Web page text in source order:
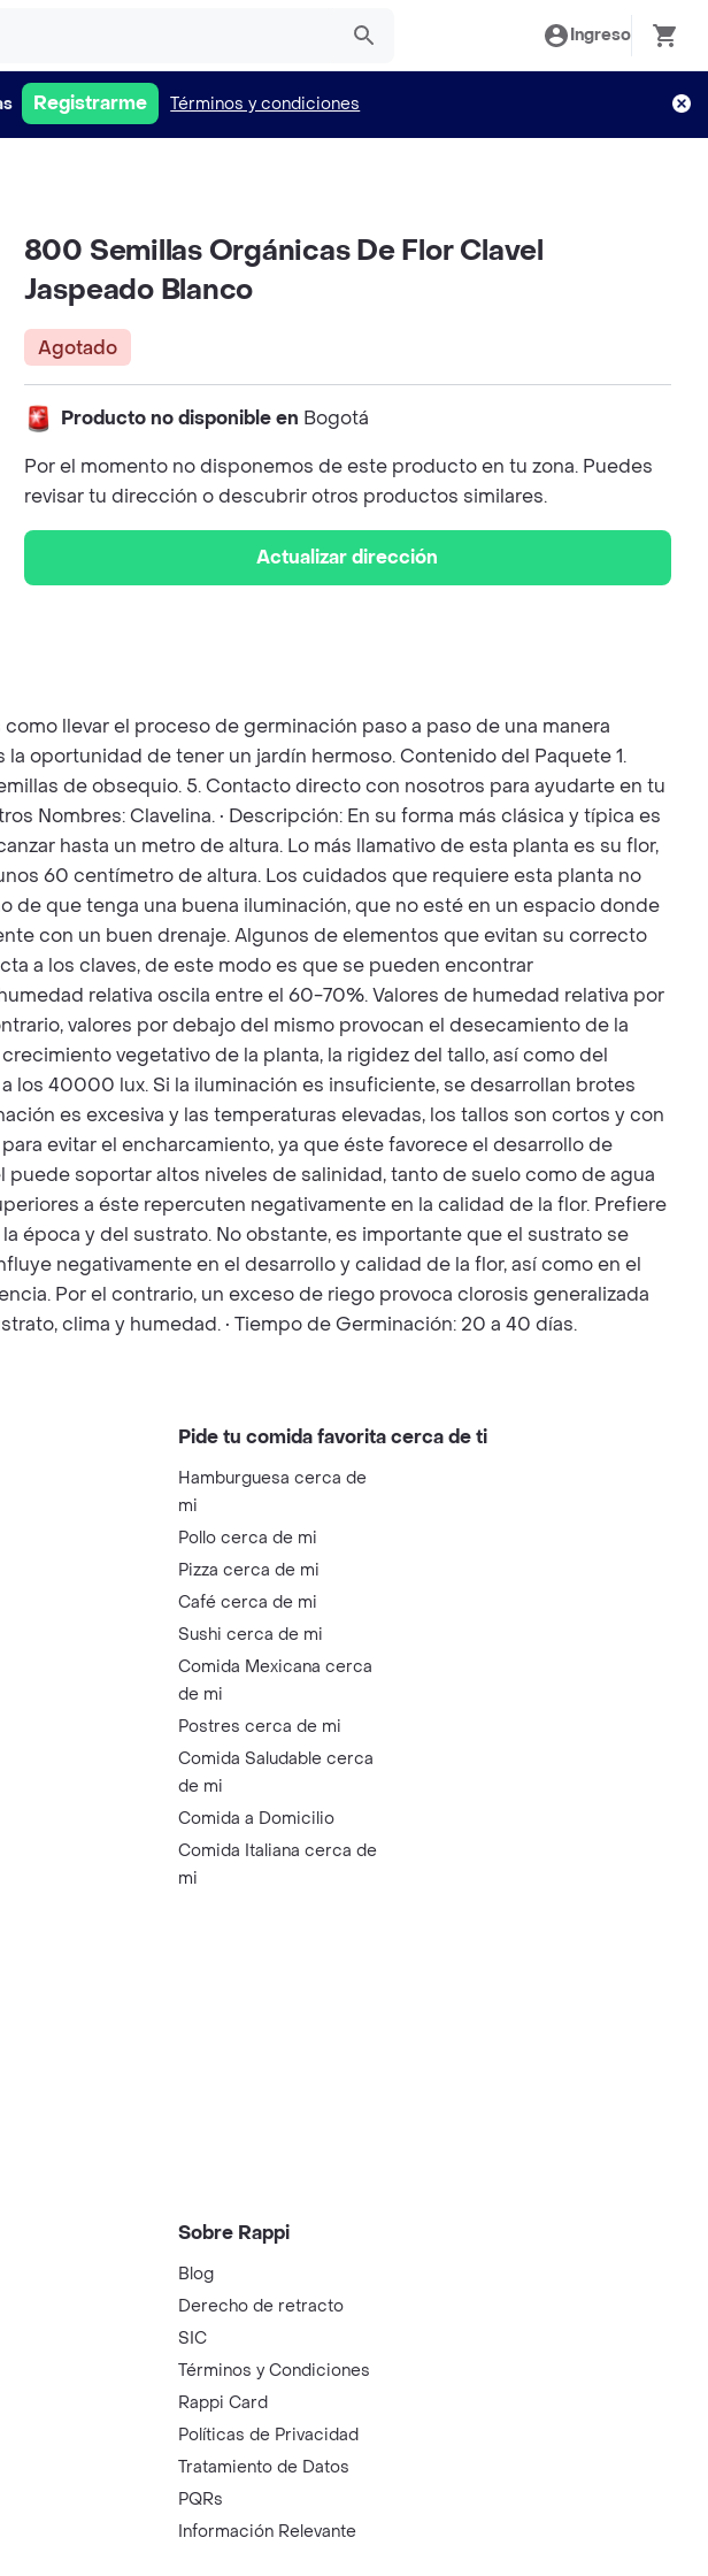
Ingreso
Registrarme Términos y condiciones
800 Semillas Orgánicas De Flor Clavel
Jaspeado Blanco
Agotado
Producto no disponible en Bogotá
Por el momento no disponemos de este producto en tu zona. Puedes
revisar tu dirección o descubrir otros productos similares.
Actualizar dirección
llevar el proceso de germinación paso a paso de una manera
oportunidad de tener un jardín hermoso. Contenido del Paquete 1.
de obsequio. 5. Contacto directo con nosotros para ayudarte en tu
Nombres: Clavelina. • Descripción: En su forma más clásica y típica es
hasta un metro de altura. Lo más llamativo de esta planta es su flor,
60 centímetro de altura. Los cuidados que requiere esta planta no
que tenga una buena iluminación, que no esté en un espacio donde
con un buen drenaje. Algunos de elementos que evitan su correcto
a los claves, de este modo es que se pueden encontrar
relativa oscila entre el 60-70%. Valores de humedad relativa por
valores por debajo del mismo provocan el desecamiento de la
vegetativo de la planta, la rigidez del tallo, así como del
los 40000 lux. Si la iluminación es insuficiente, se desarrollan brotes
es excesiva y las temperaturas elevadas, los tallos son cortos y con
evitar el encharcamiento, ya que éste favorece el desarrollo de
soportar altos niveles de salinidad, tanto de suelo como de agua
a éste repercuten negativamente en la calidad de la flor. Prefiere
época y del sustrato. No obstante, es importante que el sustrato se
negativamente en el desarrollo y calidad de la flor, así como en el
Por el contrario, un exceso de riego provoca clorosis generalizada
clima y humedad. • Tiempo de Germinación: 20 a 40 días.
Pide tu comida favorita cerca de ti
Hamburguesa cerca de
mi
Pollo cerca de mi
Pizza cerca de mi
Café cerca de mi
Sushi cerca de mi
Comida Mexicana cerca
de mi
Postres cerca de mi
Comida Saludable cerca
de mi
Comida a Domicilio
Comida Italiana cerca de
mi
Sobre Rappi
Blog
Derecho de retracto
SIC
Términos y Condiciones
Rappi Card
Políticas de Privacidad
Tratamiento de Datos
PQRs
Información Relevante